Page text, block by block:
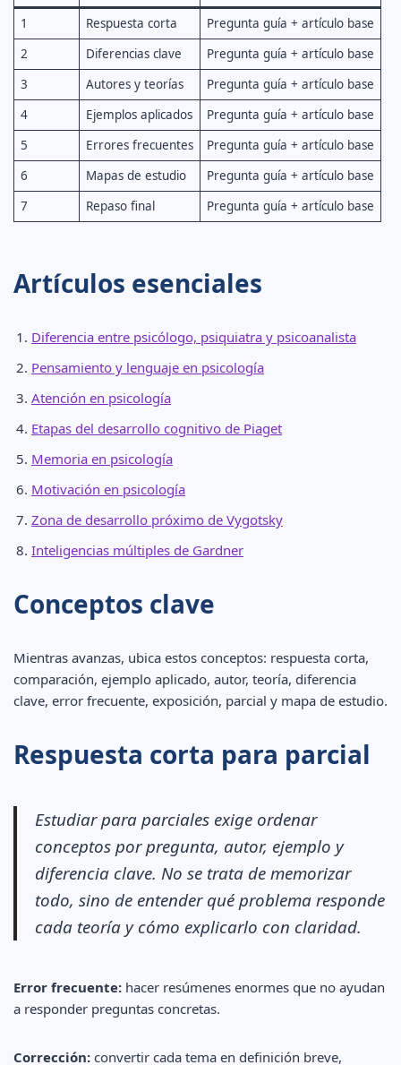
1 Respuesta corta
Pregunta guía + artículo base
2
Diferencias clave
Pregunta guía + artículo base
3
Autores y teorías
Pregunta guía + artículo base
4
Ejemplos aplicados
Pregunta guía + artículo base
5
Errores frecuentes
Pregunta guía + artículo base
6
Mapas de estudio
Pregunta guía + artículo base
7
Repaso final Pregunta guía + artículo base
Artículos esenciales
Diferencia entre psicólogo, psiquiatra y psicoanalista
Pensamiento y lenguaje en psicología
Atención en psicología
Etapas del desarrollo cognitivo de Piaget
Memoria en psicología
Motivación en psicología
Zona de desarrollo próximo de Vygotsky
Inteligencias múltiples de Gardner
Conceptos clave
Mientras avanzas, ubica estos conceptos: respuesta corta,
comparación, ejemplo aplicado, autor, teoría, diferencia
clave, error frecuente, exposición, parcial y mapa de estudio.
Respuesta corta para parcial
Estudiar para parciales exige ordenar
conceptos por pregunta, autor, ejemplo y
diferencia clave. No se trata de memorizar
todo, sino de entender qué problema responde
cada teoría y cómo explicarlo con claridad.
Error frecuente: hacer resúmenes enormes que no ayudan
a responder preguntas concretas.
Corrección: convertir cada tema en definición breve,